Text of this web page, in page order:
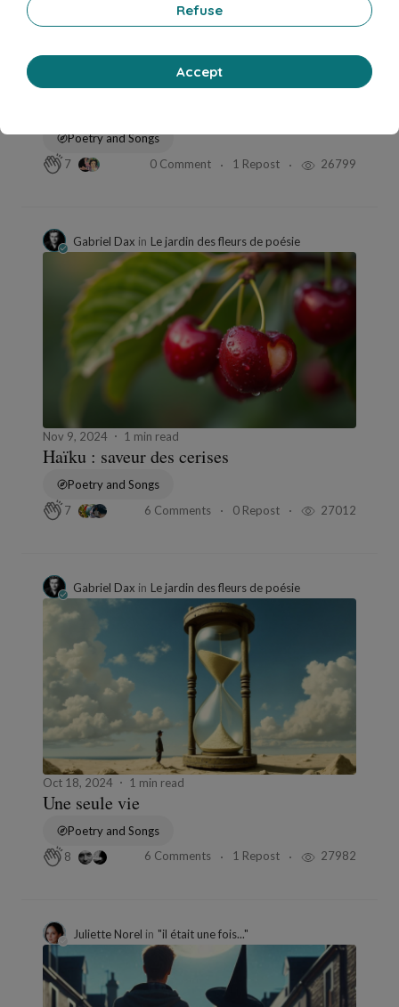
Nov 11, 2024 1 min read
Poetry and Songs
7
0 Comment 1 Repost 26799
Gabriel Dax in Le jardin des fleurs de poésie
Nov 9, 2024 1 min read
Haïku : saveur des cerises
Poetry and Songs
7
6 Comments 0 Repost 27012
Gabriel Dax in Le jardin des fleurs de poésie
Oct 18, 2024 1 min read
Une seule vie
Poetry and Songs
8
6 Comments 1 Repost 27982
Juliette Norel in "il était une fois..."
Refuse
Accept